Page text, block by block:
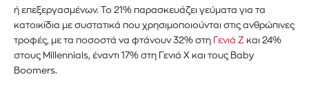
ή επεξεργασμένων. Το 21% παρασκευάζει γεύματα για τα
κατοικίδια με συστατικά που χρησιμοποιούνται στις ανθρώπινες
τροφές, με τα ποσοστά να φτάνουν 32% στη Γενιά Ζ και 24%
στους Millennials, έναντι 17% στη Γενιά Χ και τους Baby
Boomers.